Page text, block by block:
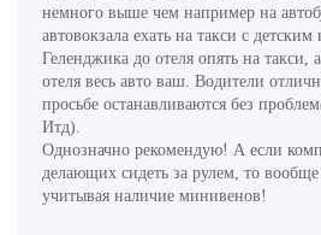
немного выше чем например на
автовокзала ехать на такси с
Геленджика до отеля опять на такси,
отеля весь авто ваш. Водители
просьбе останавливаются без
Итд).
Однозначно рекомендую! А если
делающих сидеть за рулем, то
учитывая наличие минивенов!